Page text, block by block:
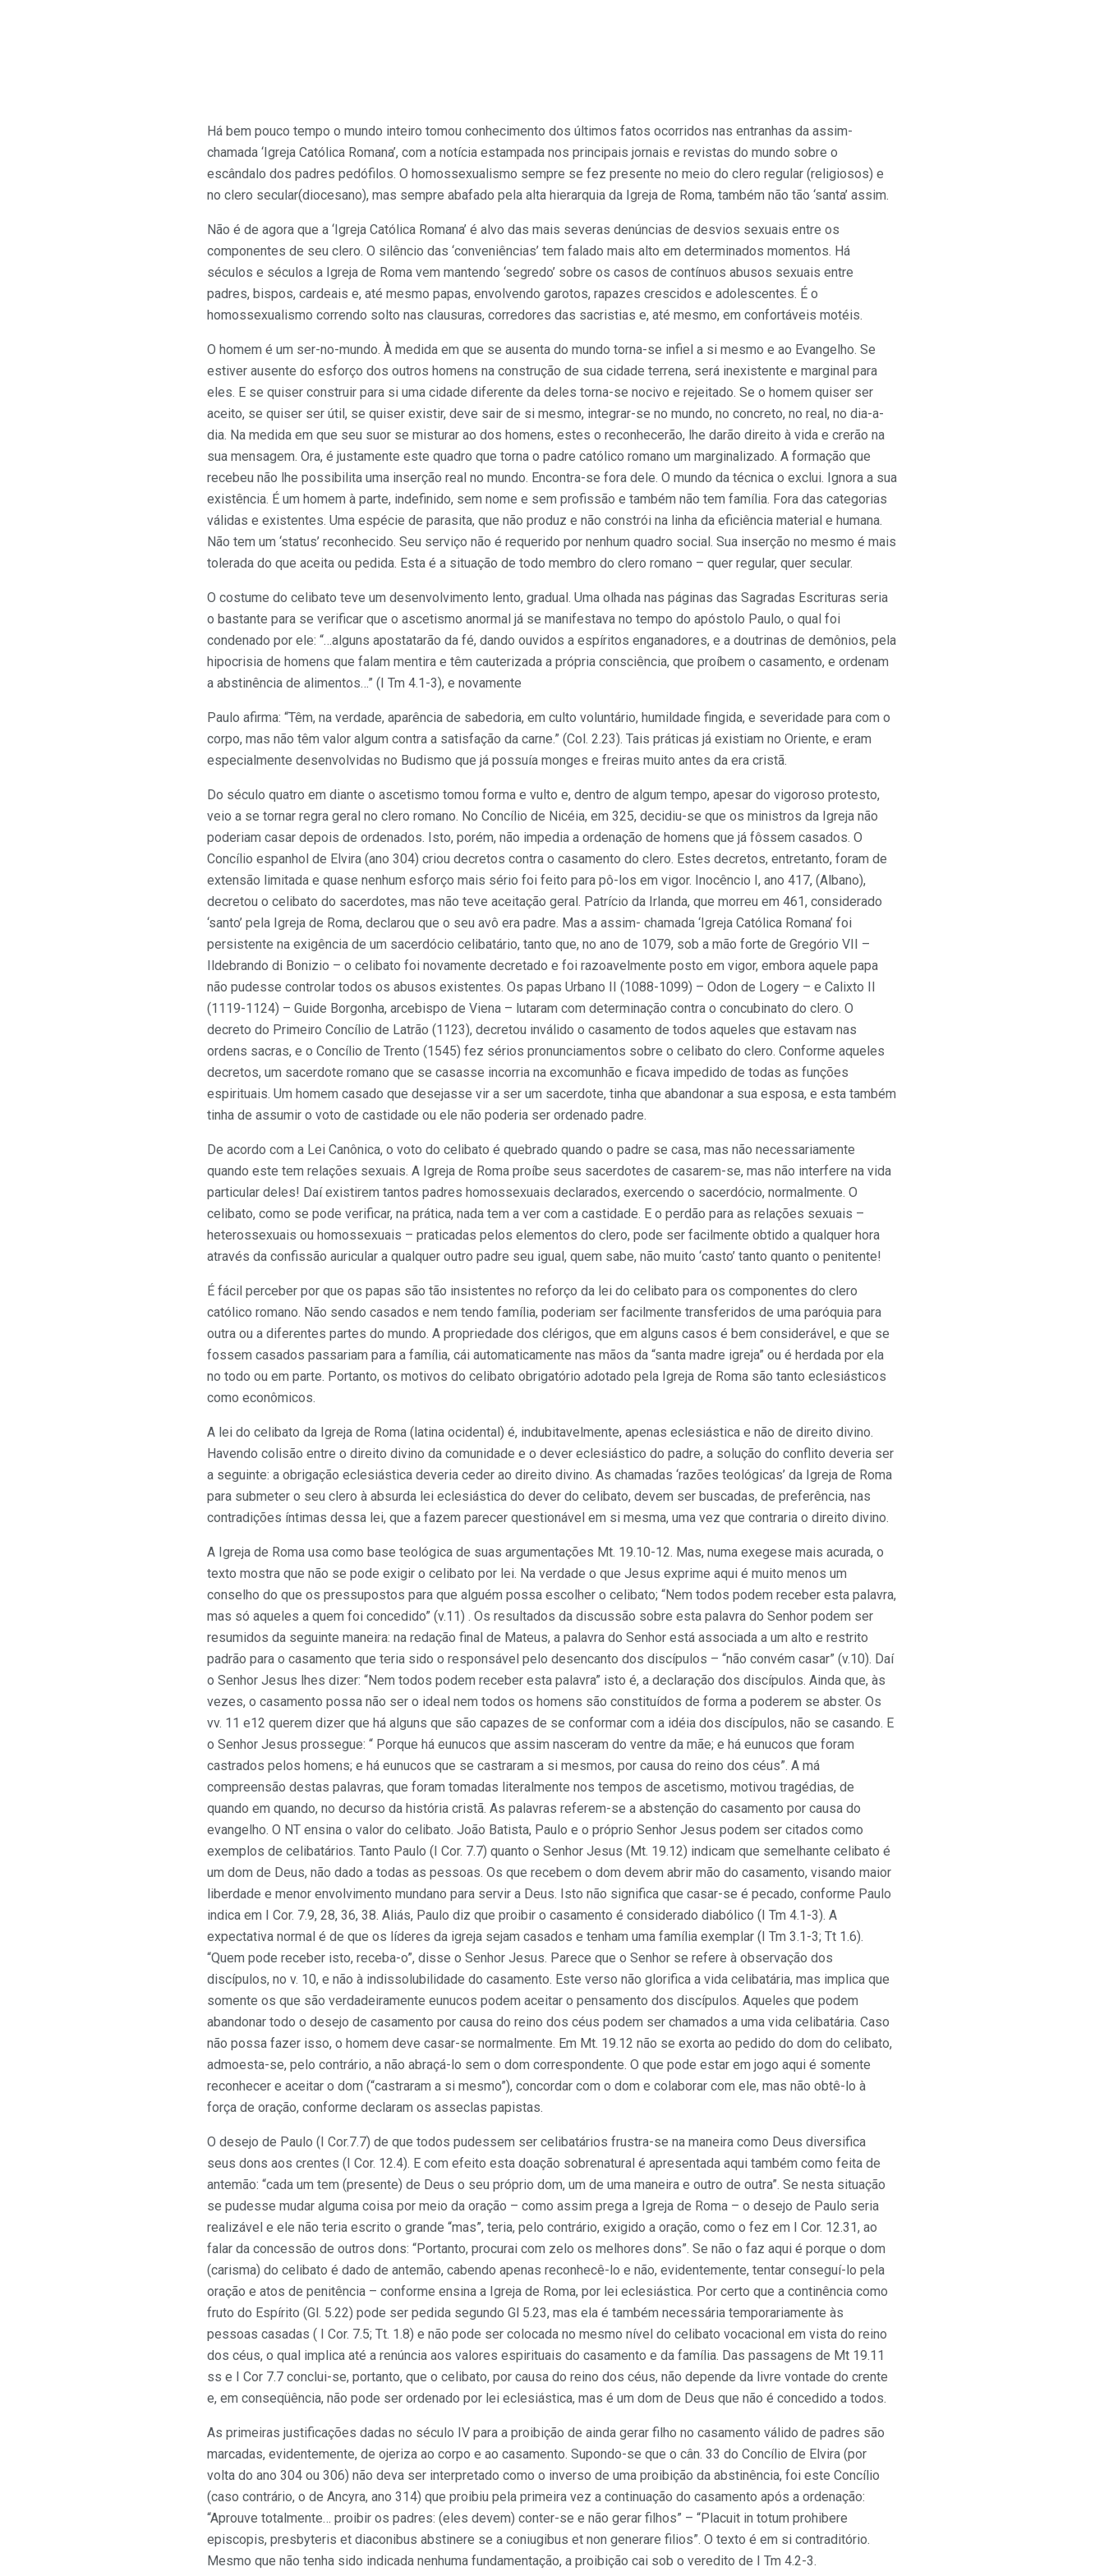
Há bem pouco tempo o mundo inteiro tomou conhecimento dos últimos fatos ocorridos nas entranhas da assim-
chamada ‘Igreja Católica Romana’, com a notícia estampada nos principais jornais e revistas do mundo sobre o
escândalo dos padres pedófilos. O homossexualismo sempre se fez presente no meio do clero regular (religiosos) e
no clero secular(diocesano), mas sempre abafado pela alta hierarquia da Igreja de Roma, também não tão ‘santa’ assim.
Não é de agora que a ‘Igreja Católica Romana’ é alvo das mais severas denúncias de desvios sexuais entre os
componentes de seu clero. O silêncio das ‘conveniências’ tem falado mais alto em determinados momentos. Há
séculos e séculos a Igreja de Roma vem mantendo ‘segredo’ sobre os casos de contínuos abusos sexuais entre
padres, bispos, cardeais e, até mesmo papas, envolvendo garotos, rapazes crescidos e adolescentes. É o
homossexualismo correndo solto nas clausuras, corredores das sacristias e, até mesmo, em confortáveis motéis.
O homem é um ser-no-mundo. À medida em que se ausenta do mundo torna-se infiel a si mesmo e ao Evangelho. Se
estiver ausente do esforço dos outros homens na construção de sua cidade terrena, será inexistente e marginal para
eles. E se quiser construir para si uma cidade diferente da deles torna-se nocivo e rejeitado. Se o homem quiser ser
aceito, se quiser ser útil, se quiser existir, deve sair de si mesmo, integrar-se no mundo, no concreto, no real, no dia-a-
dia. Na medida em que seu suor se misturar ao dos homens, estes o reconhecerão, lhe darão direito à vida e crerão na
sua mensagem. Ora, é justamente este quadro que torna o padre católico romano um marginalizado. A formação que
recebeu não lhe possibilita uma inserção real no mundo. Encontra-se fora dele. O mundo da técnica o exclui. Ignora a sua
existência. É um homem à parte, indefinido, sem nome e sem profissão e também não tem família. Fora das categorias
válidas e existentes. Uma espécie de parasita, que não produz e não constrói na linha da eficiência material e humana.
Não tem um ‘status’ reconhecido. Seu serviço não é requerido por nenhum quadro social. Sua inserção no mesmo é mais
tolerada do que aceita ou pedida. Esta é a situação de todo membro do clero romano – quer regular, quer secular.
O costume do celibato teve um desenvolvimento lento, gradual. Uma olhada nas páginas das Sagradas Escrituras seria
o bastante para se verificar que o ascetismo anormal já se manifestava no tempo do apóstolo Paulo, o qual foi
condenado por ele: “…alguns apostatarão da fé, dando ouvidos a espíritos enganadores, e a doutrinas de demônios, pela
hipocrisia de homens que falam mentira e têm cauterizada a própria consciência, que proíbem o casamento, e ordenam
a abstinência de alimentos…” (I Tm 4.1-3), e novamente
Paulo afirma: “Têm, na verdade, aparência de sabedoria, em culto voluntário, humildade fingida, e severidade para com o
corpo, mas não têm valor algum contra a satisfação da carne.” (Col. 2.23). Tais práticas já existiam no Oriente, e eram
especialmente desenvolvidas no Budismo que já possuía monges e freiras muito antes da era cristã.
Do século quatro em diante o ascetismo tomou forma e vulto e, dentro de algum tempo, apesar do vigoroso protesto,
veio a se tornar regra geral no clero romano. No Concílio de Nicéia, em 325, decidiu-se que os ministros da Igreja não
poderiam casar depois de ordenados. Isto, porém, não impedia a ordenação de homens que já fôssem casados. O
Concílio espanhol de Elvira (ano 304) criou decretos contra o casamento do clero. Estes decretos, entretanto, foram de
extensão limitada e quase nenhum esforço mais sério foi feito para pô-los em vigor. Inocêncio I, ano 417, (Albano),
decretou o celibato do sacerdotes, mas não teve aceitação geral. Patrício da Irlanda, que morreu em 461, considerado
‘santo’ pela Igreja de Roma, declarou que o seu avô era padre. Mas a assim- chamada ‘Igreja Católica Romana’ foi
persistente na exigência de um sacerdócio celibatário, tanto que, no ano de 1079, sob a mão forte de Gregório VII –
Ildebrando di Bonizio – o celibato foi novamente decretado e foi razoavelmente posto em vigor, embora aquele papa
não pudesse controlar todos os abusos existentes. Os papas Urbano II (1088-1099) – Odon de Logery – e Calixto II
(1119-1124) – Guide Borgonha, arcebispo de Viena – lutaram com determinação contra o concubinato do clero. O
decreto do Primeiro Concílio de Latrão (1123), decretou inválido o casamento de todos aqueles que estavam nas
ordens sacras, e o Concílio de Trento (1545) fez sérios pronunciamentos sobre o celibato do clero. Conforme aqueles
decretos, um sacerdote romano que se casasse incorria na excomunhão e ficava impedido de todas as funções
espirituais. Um homem casado que desejasse vir a ser um sacerdote, tinha que abandonar a sua esposa, e esta também
tinha de assumir o voto de castidade ou ele não poderia ser ordenado padre.
De acordo com a Lei Canônica, o voto do celibato é quebrado quando o padre se casa, mas não necessariamente
quando este tem relações sexuais. A Igreja de Roma proíbe seus sacerdotes de casarem-se, mas não interfere na vida
particular deles! Daí existirem tantos padres homossexuais declarados, exercendo o sacerdócio, normalmente. O
celibato, como se pode verificar, na prática, nada tem a ver com a castidade. E o perdão para as relações sexuais –
heterossexuais ou homossexuais – praticadas pelos elementos do clero, pode ser facilmente obtido a qualquer hora
através da confissão auricular a qualquer outro padre seu igual, quem sabe, não muito ‘casto’ tanto quanto o penitente!
É fácil perceber por que os papas são tão insistentes no reforço da lei do celibato para os componentes do clero
católico romano. Não sendo casados e nem tendo família, poderiam ser facilmente transferidos de uma paróquia para
outra ou a diferentes partes do mundo. A propriedade dos clérigos, que em alguns casos é bem considerável, e que se
fossem casados passariam para a família, cái automaticamente nas mãos da “santa madre igreja” ou é herdada por ela
no todo ou em parte. Portanto, os motivos do celibato obrigatório adotado pela Igreja de Roma são tanto eclesiásticos
como econômicos.
A lei do celibato da Igreja de Roma (latina ocidental) é, indubitavelmente, apenas eclesiástica e não de direito divino.
Havendo colisão entre o direito divino da comunidade e o dever eclesiástico do padre, a solução do conflito deveria ser
a seguinte: a obrigação eclesiástica deveria ceder ao direito divino. As chamadas ‘razões teológicas’ da Igreja de Roma
para submeter o seu clero à absurda lei eclesiástica do dever do celibato, devem ser buscadas, de preferência, nas
contradições íntimas dessa lei, que a fazem parecer questionável em si mesma, uma vez que contraria o direito divino.
A Igreja de Roma usa como base teológica de suas argumentações Mt. 19.10-12. Mas, numa exegese mais acurada, o
texto mostra que não se pode exigir o celibato por lei. Na verdade o que Jesus exprime aqui é muito menos um
conselho do que os pressupostos para que alguém possa escolher o celibato; “Nem todos podem receber esta palavra,
mas só aqueles a quem foi concedido” (v.11) . Os resultados da discussão sobre esta palavra do Senhor podem ser
resumidos da seguinte maneira: na redação final de Mateus, a palavra do Senhor está associada a um alto e restrito
padrão para o casamento que teria sido o responsável pelo desencanto dos discípulos – “não convém casar” (v.10). Daí
o Senhor Jesus lhes dizer: “Nem todos podem receber esta palavra” isto é, a declaração dos discípulos. Ainda que, às
vezes, o casamento possa não ser o ideal nem todos os homens são constituídos de forma a poderem se abster. Os
vv. 11 e12 querem dizer que há alguns que são capazes de se conformar com a idéia dos discípulos, não se casando. E
o Senhor Jesus prossegue: “ Porque há eunucos que assim nasceram do ventre da mãe; e há eunucos que foram
castrados pelos homens; e há eunucos que se castraram a si mesmos, por causa do reino dos céus”. A má
compreensão destas palavras, que foram tomadas literalmente nos tempos de ascetismo, motivou tragédias, de
quando em quando, no decurso da história cristã. As palavras referem-se a abstenção do casamento por causa do
evangelho. O NT ensina o valor do celibato. João Batista, Paulo e o próprio Senhor Jesus podem ser citados como
exemplos de celibatários. Tanto Paulo (I Cor. 7.7) quanto o Senhor Jesus (Mt. 19.12) indicam que semelhante celibato é
um dom de Deus, não dado a todas as pessoas. Os que recebem o dom devem abrir mão do casamento, visando maior
liberdade e menor envolvimento mundano para servir a Deus. Isto não significa que casar-se é pecado, conforme Paulo
indica em I Cor. 7.9, 28, 36, 38. Aliás, Paulo diz que proibir o casamento é considerado diabólico (I Tm 4.1-3). A
expectativa normal é de que os líderes da igreja sejam casados e tenham uma família exemplar (I Tm 3.1-3; Tt 1.6).
“Quem pode receber isto, receba-o”, disse o Senhor Jesus. Parece que o Senhor se refere à observação dos
discípulos, no v. 10, e não à indissolubilidade do casamento. Este verso não glorifica a vida celibatária, mas implica que
somente os que são verdadeiramente eunucos podem aceitar o pensamento dos discípulos. Aqueles que podem
abandonar todo o desejo de casamento por causa do reino dos céus podem ser chamados a uma vida celibatária. Caso
não possa fazer isso, o homem deve casar-se normalmente. Em Mt. 19.12 não se exorta ao pedido do dom do celibato,
admoesta-se, pelo contrário, a não abraçá-lo sem o dom correspondente. O que pode estar em jogo aqui é somente
reconhecer e aceitar o dom (“castraram a si mesmo”), concordar com o dom e colaborar com ele, mas não obtê-lo à
força de oração, conforme declaram os asseclas papistas.
O desejo de Paulo (I Cor.7.7) de que todos pudessem ser celibatários frustra-se na maneira como Deus diversifica
seus dons aos crentes (I Cor. 12.4). E com efeito esta doação sobrenatural é apresentada aqui também como feita de
antemão: “cada um tem (presente) de Deus o seu próprio dom, um de uma maneira e outro de outra”. Se nesta situação
se pudesse mudar alguma coisa por meio da oração – como assim prega a Igreja de Roma – o desejo de Paulo seria
realizável e ele não teria escrito o grande “mas”, teria, pelo contrário, exigido a oração, como o fez em I Cor. 12.31, ao
falar da concessão de outros dons: “Portanto, procurai com zelo os melhores dons”. Se não o faz aqui é porque o dom
(carisma) do celibato é dado de antemão, cabendo apenas reconhecê-lo e não, evidentemente, tentar conseguí-lo pela
oração e atos de penitência – conforme ensina a Igreja de Roma, por lei eclesiástica. Por certo que a continência como
fruto do Espírito (Gl. 5.22) pode ser pedida segundo Gl 5.23, mas ela é também necessária temporariamente às
pessoas casadas ( I Cor. 7.5; Tt. 1.8) e não pode ser colocada no mesmo nível do celibato vocacional em vista do reino
dos céus, o qual implica até a renúncia aos valores espirituais do casamento e da família. Das passagens de Mt 19.11
ss e I Cor 7.7 conclui-se, portanto, que o celibato, por causa do reino dos céus, não depende da livre vontade do crente
e, em conseqüência, não pode ser ordenado por lei eclesiástica, mas é um dom de Deus que não é concedido a todos.
As primeiras justificações dadas no século IV para a proibição de ainda gerar filho no casamento válido de padres são
marcadas, evidentemente, de ojeriza ao corpo e ao casamento. Supondo-se que o cân. 33 do Concílio de Elvira (por
volta do ano 304 ou 306) não deva ser interpretado como o inverso de uma proibição da abstinência, foi este Concílio
(caso contrário, o de Ancyra, ano 314) que proibiu pela primeira vez a continuação do casamento após a ordenação:
“Aprouve totalmente… proibir os padres: (eles devem) conter-se e não gerar filhos” – “Placuit in totum prohibere
episcopis, presbyteris et diaconibus abstinere se a coniugibus et non generare filios”. O texto é em si contraditório.
Mesmo que não tenha sido indicada nenhuma fundamentação, a proibição cai sob o veredito de I Tm 4.2-3.